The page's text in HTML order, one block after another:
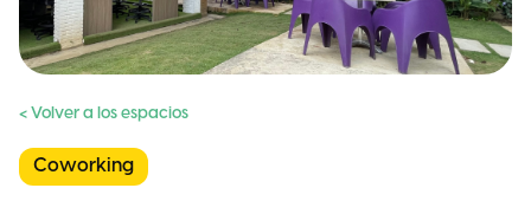
< Volver a los espacios
Coworking